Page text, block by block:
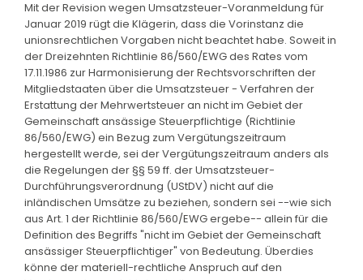
Mit der Revision wegen Umsatzsteuer-Voranmeldung für
Januar 2019 rügt die Klägerin, dass die Vorinstanz die
unionsrechtlichen Vorgaben nicht beachtet habe. Soweit in
der Dreizehnten Richtlinie 86/560/EWG des Rates vom
17.11.1986 zur Harmonisierung der Rechtsvorschriften der
Mitgliedstaaten über die Umsatzsteuer - Verfahren der
Erstattung der Mehrwertsteuer an nicht im Gebiet der
Gemeinschaft ansässige Steuerpflichtige (Richtlinie
86/560/EWG) ein Bezug zum Vergütungszeitraum
hergestellt werde, sei der Vergütungszeitraum anders als
die Regelungen der §§ 59 ff. der Umsatzsteuer-
Durchführungsverordnung (UStDV) nicht auf die
inländischen Umsätze zu beziehen, sondern sei --wie sich
aus Art. 1 der Richtlinie 86/560/EWG ergebe-- allein für die
Definition des Begriffs "nicht im Gebiet der Gemeinschaft
ansässiger Steuerpflichtiger" von Bedeutung. Überdies
könne der materiell-rechtliche Anspruch auf den